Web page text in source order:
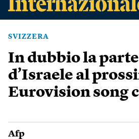
SVIZZERA
In dubbio la
d’Israele al
Eurovision song
Afp